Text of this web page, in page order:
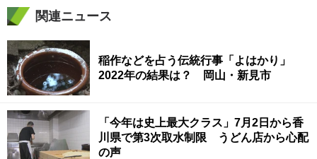
関連ニュース
稲作などを占う伝統行事「よはかり」
2022年の結果は？ 岡山・新見市
「今年は史上最大クラス」7月2日から香
川県で第3次取水制限 うどん店から心配
の声